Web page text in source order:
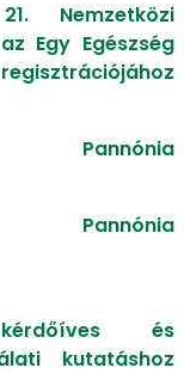
Nemzetközi
Egy Egészség
Pannónia
Pannónia
és
kutatáshoz